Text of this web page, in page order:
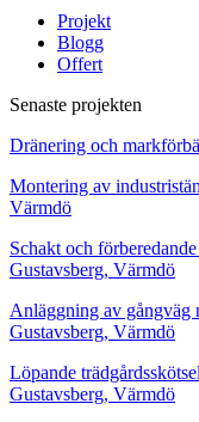
Projekt
Blogg
Offert
Senaste projekten
Dränering och
Montering av
Värmdö
Schakt och
Gustavsberg, Värmdö
Anläggning av gångväg
Gustavsberg, Värmdö
Löpande
Gustavsberg, Värmdö